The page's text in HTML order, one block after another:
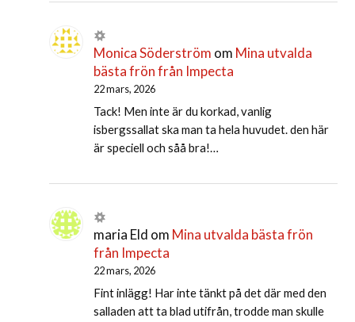
Monica Söderström om Mina utvalda
bästa frön från Impecta
22 mars, 2026
Tack! Men inte är du korkad, vanlig
isbergssallat ska man ta hela huvudet. den här
är speciell och såå bra!…
maria Eld om Mina utvalda bästa frön
från Impecta
22 mars, 2026
Fint inlägg! Har inte tänkt på det där med den
salladen att ta blad utifrån, trodde man skulle